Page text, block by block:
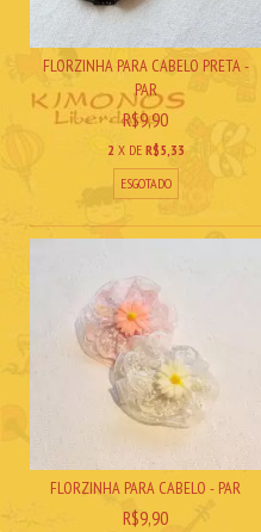
FLORZINHA PARA CABELO PRETA -
PAR
R$9,90
2 X DE R$5,33
ESGOTADO
FLORZINHA PARA CABELO - PAR
R$9,90